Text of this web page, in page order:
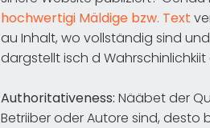
hochwertigi Mäldige bzw. Text
au Inhalt, wo vollständig sind
dargstellt isch d
Authoritativeness: Nääbet der
Betriiber oder Autore sind, desto